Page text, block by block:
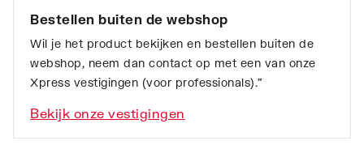
Bestellen buiten de webshop
Wil je het product bekijken en bestellen buiten de
webshop, neem dan contact op met een van onze
Xpress vestigingen (voor professionals).”
Bekijk onze vestigingen